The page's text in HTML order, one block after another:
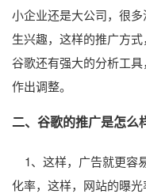
小企业还是大公司，很
生兴趣，这样的推广方式
谷歌还有强大的分析工
作出调整。
二、谷歌的推广是怎么
1、这样，广告就更容
化率，这样，网站的曝